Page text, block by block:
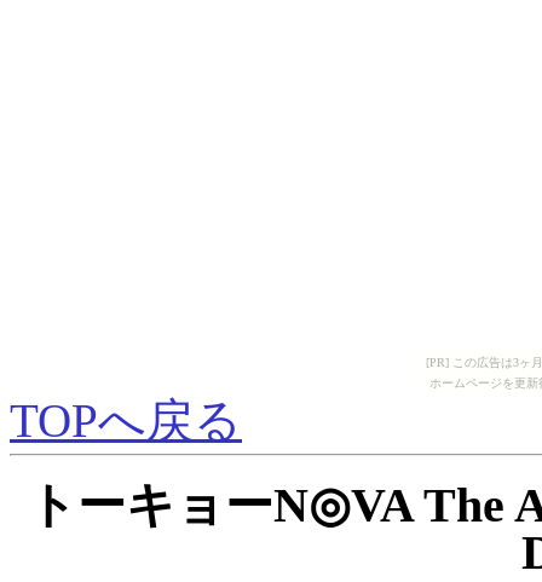
[PR] この広告は3ヶ
ホームページを更
TOPへ戻る
トーキョーN◎VA